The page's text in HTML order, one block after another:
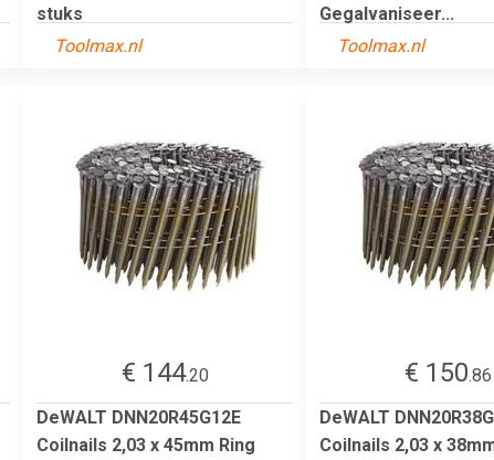
stuks
Toolmax.nl
Gegalvaniseer...
Toolmax.nl
€ 144.20
DeWALT DNN20R45G12E
Coilnails 2,03 x 45mm Ring
€ 150.86
DeWALT
Coilnails 2,03 x